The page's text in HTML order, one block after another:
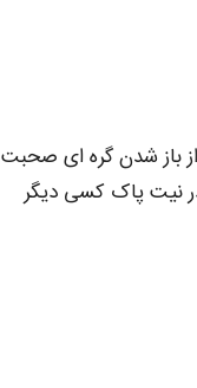
باز شدن گره ای صحبت
نیت پاک کسی دیگر